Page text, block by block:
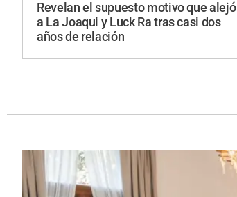
Revelan el supuesto motivo que alejó
a La Joaqui y Luck Ra tras casi dos
años de relación